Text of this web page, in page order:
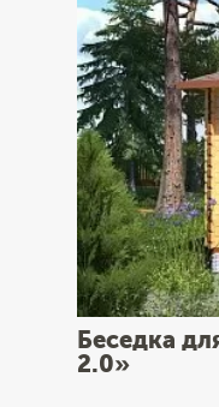
Беседка
2.0»